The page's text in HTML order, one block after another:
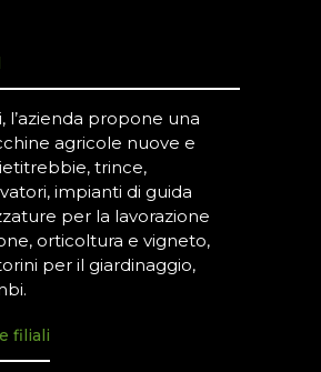
l’azienda propone una
agricole nuove e
trince,
impianti di guida
per la lavorazione
orticoltura e vigneto,
per il giardinaggio,
filiali